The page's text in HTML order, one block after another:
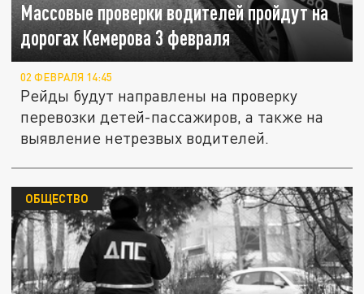
Массовые проверки водителей пройдут на
дорогах Кемерова 3 февраля
02 ФЕВРАЛЯ 14:45
Рейды будут направлены на проверку
перевозки детей-пассажиров, а также на
выявление нетрезвых водителей.
ОБЩЕСТВО